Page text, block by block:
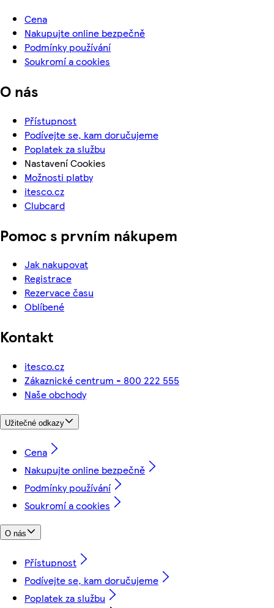
Cena
Nakupujte online bezpečně
Podmínky používání
Soukromí a cookies
O nás
Přístupnost
Podívejte se, kam doručujeme
Poplatek za službu
Nastavení Cookies
Možnosti platby
itesco.cz
Clubcard
Pomoc s prvním nákupem
Jak nakupovat
Registrace
Rezervace času
Oblíbené
Kontakt
itesco.cz
Zákaznické centrum - 800 222 555
Naše obchody
Užitečné odkazy
Cena
Nakupujte online bezpečně
Podmínky používání
Soukromí a cookies
O nás
Přístupnost
Podívejte se, kam doručujeme
Poplatek za službu